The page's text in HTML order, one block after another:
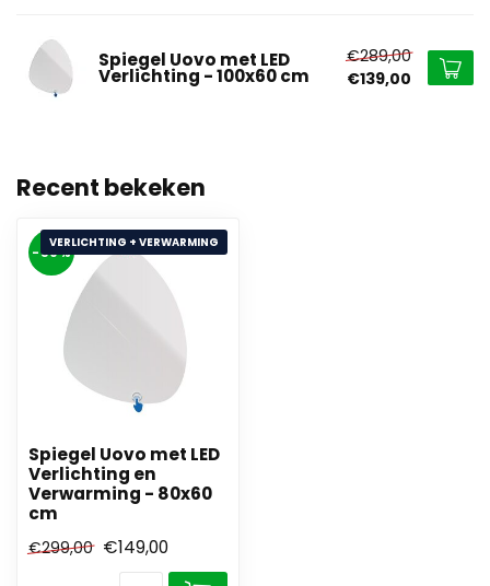
Spiegel Uovo met LED
Verlichting - 100x60 cm
€289,00
€139,00
Recent bekeken
VERLICHTING + VERWARMING
-50%
Spiegel Uovo met LED
Verlichting en
Verwarming - 80x60
cm
€299,00 €149,00